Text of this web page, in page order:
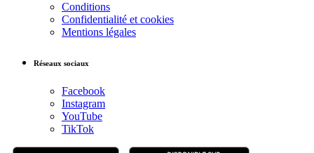
Conditions
Confidentialité et cookies
Mentions légales
Réseaux sociaux
Facebook
Instagram
YouTube
TikTok